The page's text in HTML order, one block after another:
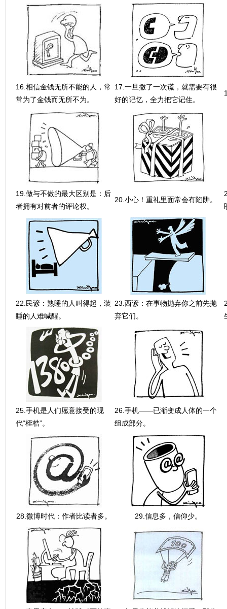
16.相信金钱无所不能的人，常
常为了金钱而无所不为。
17.一旦撒了一次谎，就需要有很
好的记忆，全力把它记住。
19.做与不做的最大区别是：后
者拥有对前者的评论权。
20.小心！重礼里面常会有陷阱。
22.民谚：熟睡的人叫得起，装
睡的人难喊醒。
23.西谚：在事物抛弃你之前先抛
弃它们。
25.手机是人们愿意接受的现
代“桎梏”。
26.手机——已渐变成人体的一个
组成部分。
28.微博时代：作者比读者多。 29.信息多，信仰少。